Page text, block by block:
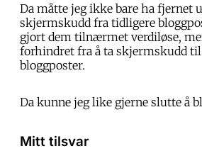
Da måtte jeg ikke bare ha fjernet
skjermskudd fra tidligere
gjort dem tilnærmet verdiløse,
forhindret fra å ta skjermskudd
bloggposter.
Da kunne jeg like gjerne slutte å
Mitt tilsvar